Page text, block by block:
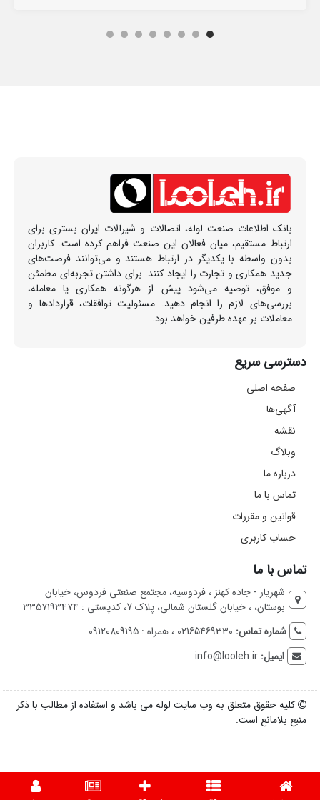
بانک اطلاعات صنعت لوله، اتصالات و شیرآلات ایران بستری برای
ارتباط مستقیم، میان فعالان این صنعت فراهم کرده است. کاربران
بدون واسطه با یکدیگر در ارتباط هستند و می‌توانند فرصت‌های
جدید همکاری و تجارت را ایجاد کنند. برای داشتن تجربه‌ای مطمئن
و موفق، توصیه می‌شود پیش از هرگونه همکاری یا معامله،
بررسی‌های لازم را انجام دهید. مسئولیت توافقات، قراردادها و
معاملات بر عهده طرفین خواهد بود.
دسترسی سریع
صفحه اصلی
آگهی‌ها
نقشه
وبلاگ
درباره ما
تماس با ما
قوانین و مقررات
حساب کاربری
تماس با ما
شهریار - جاده کهنز ، فردوسیه، مجتمع صنعتی فردوس، خیابان
بوستان، ، خیابان گلستان شمالی، پلاک 7، کدپستی : ۳۳۵۷۱۹۳۴۷۴
شماره تماس: 02165469330 ، همراه : 09120809195
ایمیل:info@looleh.ir
کلیه حقوق متعلق به وب سایت لوله می باشد و استفاده از مطالب با ذکر
منبع بلامانع است.